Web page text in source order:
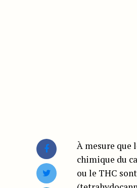
À mesure que
chimique du
ou le THC